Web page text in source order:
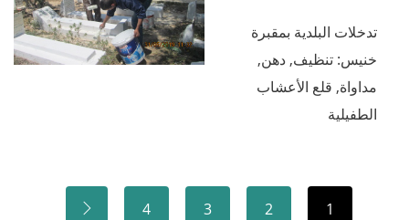
تدخلات البلدية بمقبرة
خنيس: تنظيف, دهن,
مداواة, قلع الأعشاب
الطفيلية
1
2
3
4